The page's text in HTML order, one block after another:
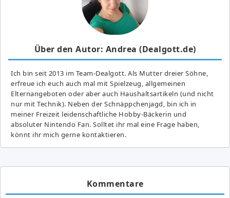
Über den Autor: Andrea (Dealgott.de)
Ich bin seit 2013 im Team-Dealgott. Als Mutter dreier Söhne,
erfreue ich euch auch mal mit Spielzeug, allgemeinen
Elternangeboten oder aber auch Haushaltsartikeln (und nicht
nur mit Technik). Neben der Schnäppchenjagd, bin ich in
meiner Freizeit leidenschaftliche Hobby-Bäckerin und
absoluter Nintendo Fan. Solltet ihr mal eine Frage haben,
könnt ihr mich gerne kontaktieren.
Kommentare